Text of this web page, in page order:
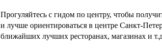
Прогуляйтесь с гидом по центру, чтобы
и лучше ориентироваться в центре Санкт-
ближайших лучших ресторанах, магазинах и